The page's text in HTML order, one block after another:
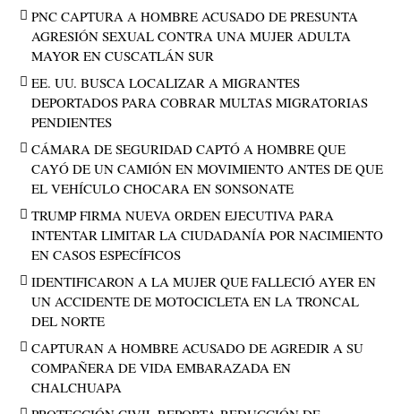
PNC CAPTURA A HOMBRE ACUSADO DE PRESUNTA
AGRESIÓN SEXUAL CONTRA UNA MUJER ADULTA
MAYOR EN CUSCATLÁN SUR
EE. UU. BUSCA LOCALIZAR A MIGRANTES
DEPORTADOS PARA COBRAR MULTAS MIGRATORIAS
PENDIENTES
CÁMARA DE SEGURIDAD CAPTÓ A HOMBRE QUE
CAYÓ DE UN CAMIÓN EN MOVIMIENTO ANTES DE QUE
EL VEHÍCULO CHOCARA EN SONSONATE
TRUMP FIRMA NUEVA ORDEN EJECUTIVA PARA
INTENTAR LIMITAR LA CIUDADANÍA POR NACIMIENTO
EN CASOS ESPECÍFICOS
IDENTIFICARON A LA MUJER QUE FALLECIÓ AYER EN
UN ACCIDENTE DE MOTOCICLETA EN LA TRONCAL
DEL NORTE
CAPTURAN A HOMBRE ACUSADO DE AGREDIR A SU
COMPAÑERA DE VIDA EMBARAZADA EN
CHALCHUAPA